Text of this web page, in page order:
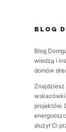
BLOG
Blog
wiedzą i
domów
Znajdziesz
projektów.
służył Ci